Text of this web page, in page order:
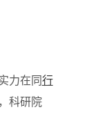
力在同行
科研院